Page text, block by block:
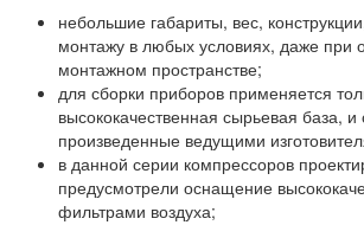
небольшие габариты, вес,
монтажу в любых условиях, даже при
монтажном пространстве;
для сборки приборов применяется
высококачественная сырьевая база,
произведенные ведущими
в данной серии компрессоров
предусмотрели оснащение
фильтрами воздуха;